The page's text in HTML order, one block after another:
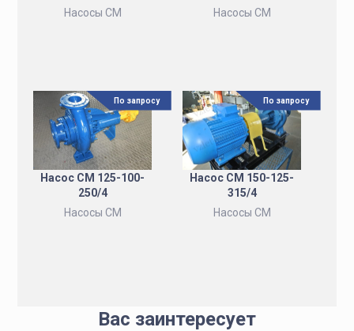
Насосы СМ
Насосы СМ
Насос СМ 125-100-
250/4
Насосы СМ
По запросу
Насос СМ 150-125-
315/4
Насосы СМ
По запросу
Вас заинтересует